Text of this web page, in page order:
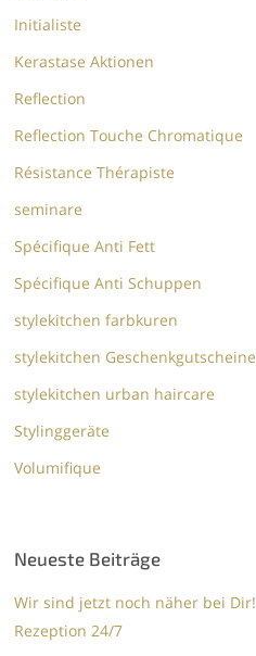
Initialiste
Kerastase Aktionen
Reflection
Reflection Touche Chromatique
Résistance Thérapiste
seminare
Spécifique Anti Fett
Spécifique Anti Schuppen
stylekitchen farbkuren
stylekitchen Geschenkgutscheine
stylekitchen urban haircare
Stylinggeräte
Volumifique
Neueste Beiträge
Wir sind jetzt noch näher bei
Rezeption 24/7